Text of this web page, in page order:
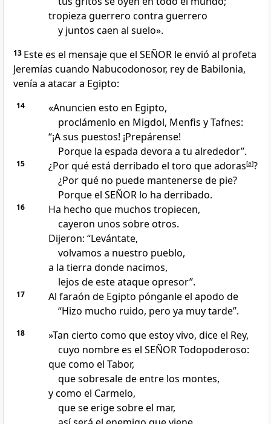
tropieza guerrero contra guerrero
y juntos caen al suelo».
13 Este es el mensaje que el SEÑOR le envió al profeta
Jeremías cuando Nabucodonosor, rey de Babilonia,
venía a atacar a Egipto:
14
«Anuncien esto en Egipto,
proclámenlo en Migdol, Menfis y Tafnes:
“¡A sus puestos! ¡Prepárense!
Porque la espada devora a tu alrededor”.
15 ¿Por qué está derribado el toro que adoras[a]?
¿Por qué no puede mantenerse de pie?
Porque el SEÑOR lo ha derribado.
16
Ha hecho que muchos tropiecen,
cayeron unos sobre otros.
Dijeron: “Levántate,
volvamos a nuestro pueblo,
a la tierra donde nacimos,
lejos de este ataque opresor”.
17
Al faraón de Egipto pónganle el apodo de
“Hizo mucho ruido, pero ya muy tarde”.
18
»Tan cierto como que estoy vivo, dice el Rey,
cuyo nombre es el SEÑOR Todopoderoso:
que como el Tabor,
que sobresale de entre los montes,
y como el Carmelo,
que se erige sobre el mar,